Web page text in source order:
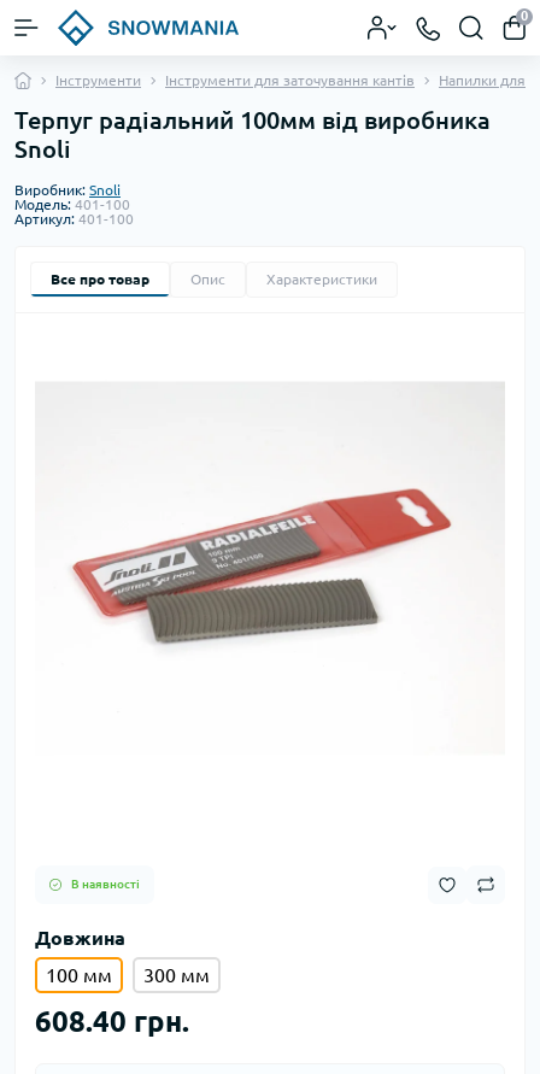
0
Інструменти Інструменти для заточування кантів Напилки для
Терпуг радіальний 100мм від виробника
Snoli
Виробник: Snoli
Модель: 401-100
Артикул: 401-100
Все про товар Опис Характеристики
В наявності
Довжина
100 мм
300 мм
608.40 грн.